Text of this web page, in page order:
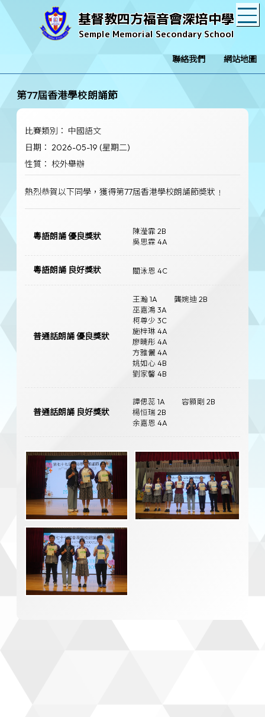
基督教四方福音會深培中學
Semple Memorial Secondary School
聯絡我們 網站地圖
第77屆香港學校朗誦節
比賽類別： 中國語文
日期： 2026-05-19 (星期二)
性質： 校外舉辦
熱烈恭賀以下同學，獲得第77屆香港學校朗誦節奬狀﹗
粵語朗誦 優良獎狀
陳瀅霏 2B
吳思霖 4A
粵語朗誦 良好獎狀 關泳恩 4C
普通話朗誦 優良獎狀
王瀚 1A
龔婉迪 2B
巫嘉鴻 3A
柯尊少 3C
施梓琳 4A
廖曉彤 4A
方雅儷 4A
姚如心 4B
劉家馨 4B
普通話朗誦 良好獎狀
譚偲蕊 1A
容顥剛 2B
楊恒瑞 2B
余嘉恩 4A